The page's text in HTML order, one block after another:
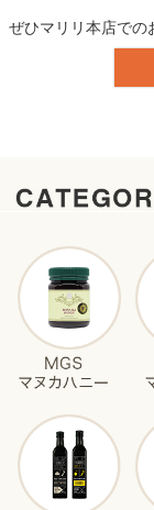
ぜひマリリ本店での